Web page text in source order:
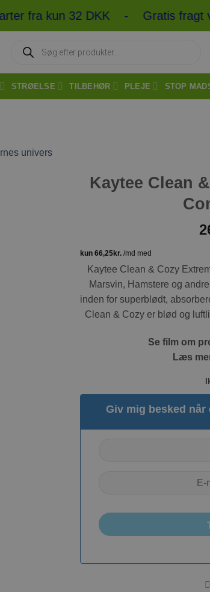
fra kun 32 DKK - Gratis fragt ved
search
STRØELSE TILBEHØR PLEJE STOP
Kaytee Clean
Kaytee Clean & Cozy
Marsvin, Hamstere og
inden for superblødt,
Clean & Cozy er blød og
Se film om
Læs
Giv mig besked når